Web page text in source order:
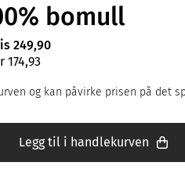
bomull
249,90
174,93
og kan påvirke prisen på det
Legg til i handlekurven